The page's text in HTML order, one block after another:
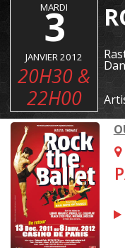
MARDI
3
JANVIER 2012
20H30 &
22H00